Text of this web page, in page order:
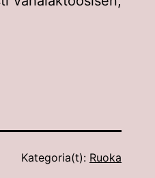
Kategoria(t): Ruoka